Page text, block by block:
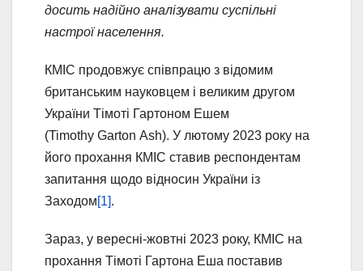
досить надійно аналізувати суспільні
настрої населення.
КМІС продовжує співпрацю з відомим
британським науковцем і великим другом
України Тімоті Гартоном Ешем
(Timothy Garton Ash). У лютому 2023 року на
його прохання КМІС ставив респондентам
запитання щодо відносин України із
Заходом[1].
Зараз, у вересні-жовтні 2023 року, КМІС на
прохання Тімоті Гартона Еша поставив